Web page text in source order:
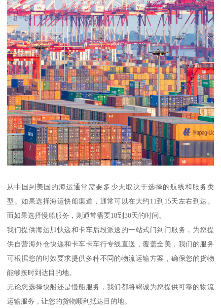
从中国到美国的海运通常需要多少天取决于选择的航线和服务类
型。如果选择海运快船渠道，通常可以在大约11到15天左右到达。
而如果选择慢船服务，则通常需要18到30天的时间。
我们提供海运加快递和卡车后段派送的一站式门到门服务，为您提
供自营海外仓快递和卡车卡车行专线直送，覆盖全美，我们的服务
可根据您的时效要求提供多种不同的物流运输方案，确保您的货物
能够按时到达目的地。
无论您选择快船还是慢船服务，我们都将竭诚为您提供可靠的物流
运输服务，让您的货物顺利抵达目的地。